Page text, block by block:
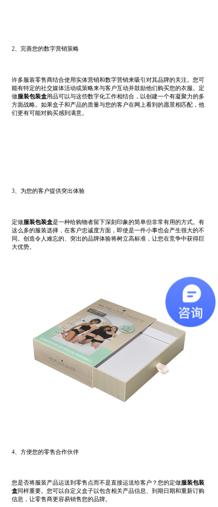
2、完善您的数字营销策略
许多服装零售商结合使用实体营销和数字营销来吸引对其品牌的关注。您可
能有特定的社交媒体活动或策略来与客户互动并鼓励他们购买您的衣服。定
做服装包装盒用品可以与这些数字化工作相结合，以创建一个有凝聚力的多
方面战略。如果盒子和产品的质量与您的客户在网上看到的愿景相匹配，他
们更有可能对购买感到满意。
3、为您的客户提供突出体验
定做服装包装盒是一种给购物者留下深刻印象的简单但非常有用的方式。有
这么多的服装选择，在客户忠诚度方面，即使是一件小事也会产生很大的不
同。创造令人难忘的、突出的品牌体验将树立高标准，让您在竞争中获得巨
大优势。
4、方便您的零售合作伙伴
您是否将服装产品运送到零售点而不是直接运送给客户？您的定做服装包装
盒同样重要。您可以自定义盒子以包含相关产品信息、到期日期和重新订购
信息，让零售商更容易销售您的品牌。